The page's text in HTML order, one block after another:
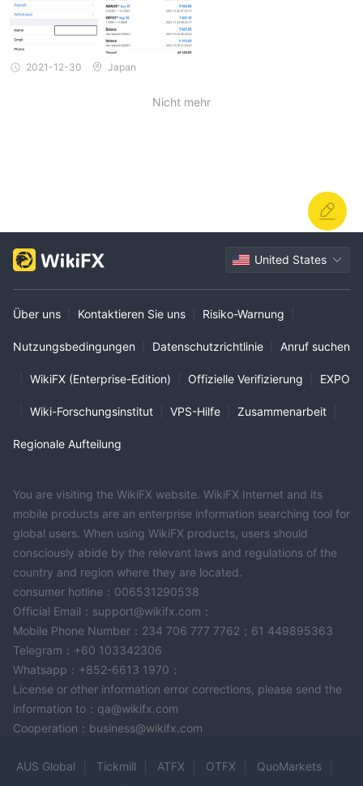
2021-12-30 Japan
Nicht mehr
United States
Über uns Kontaktieren Sie uns Risiko-Warnung
Nutzungsbedingungen Datenschutzrichtlinie Anruf suchen
WikiFX (Enterprise-Edition) Offizielle Verifizierung EXPO
Wiki-Forschungsinstitut VPS-Hilfe Zusammenarbeit
Regionale Aufteilung
You are visiting the WikiFX website. WikiFX Internet and its
mobile products are an enterprise information searching tool for
global users. When using WikiFX products, users should
consciously abide by the relevant laws and regulations of the
country and region where they are located.
consumer hotline：006531290538
Official Email：support@wikifx.com；
Mobile Phone Number：234 706 777 7762；61 449895363
Telegram：+60 103342306
Whatsapp：+852-6613 1970；
License or other information error corrections, please send the
information to：qa@wikifx.com
Cooperation：business@wikifx.com
AUS Global Tickmill ATFX OTFX
QuoMarkets